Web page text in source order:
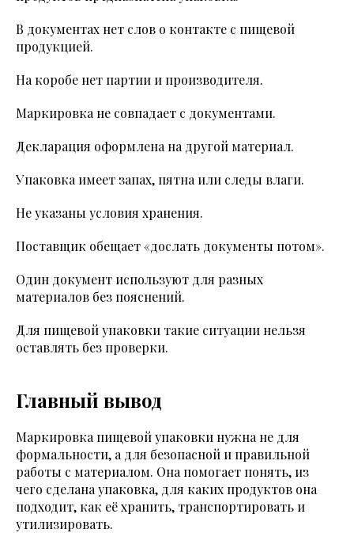
В документах нет слов о контакте с пищевой
продукцией.
На коробе нет партии и производителя.
Маркировка не совпадает с документами.
Декларация оформлена на другой материал.
Упаковка имеет запах, пятна или следы влаги.
Не указаны условия хранения.
Поставщик обещает «дослать документы потом».
Один документ используют для разных
материалов без пояснений.
Для пищевой упаковки такие ситуации нельзя
оставлять без проверки.
Главный вывод
Маркировка пищевой упаковки нужна не для
формальности, а для безопасной и правильной
работы с материалом. Она помогает понять, из
чего сделана упаковка, для каких продуктов она
подходит, как её хранить, транспортировать и
утилизировать.